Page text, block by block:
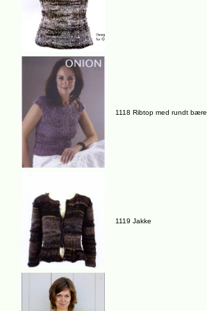
1118 Ribtop med rundt
1119 Jakke